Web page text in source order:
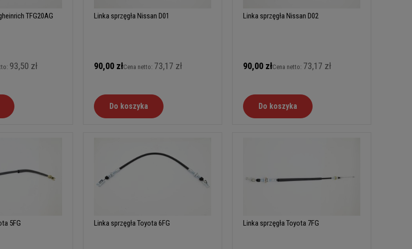
TFG20AG
93,50 zł
Linka sprzęgła Nissan D01
90,00 złCena netto: 73,17 zł
Do koszyka
Linka sprzęgła Nissan D02
90,00 złCena netto: 73,17 zł
Do koszyka
5FG Linka sprzęgła Toyota 6FG Linka sprzęgła Toyota 7FG